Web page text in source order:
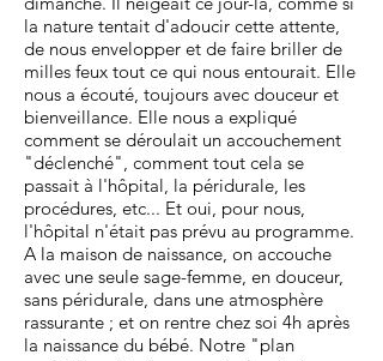
la nature tentait d'adoucir cette attente,
de nous envelopper et de faire briller de
milles feux tout ce qui nous entourait. Elle
nous a écouté, toujours avec douceur et
bienveillance. Elle nous a expliqué
comment se déroulait un accouchement
"déclenché", comment tout cela se
passait à l'hôpital, la péridurale, les
procédures, etc... Et oui, pour nous,
l'hôpital n'était pas prévu au programme.
A la maison de naissance, on accouche
avec une seule sage-femme, en douceur,
sans péridurale, dans une atmosphère
rassurante ; et on rentre chez soi 4h après
la naissance du bébé. Notre "plan